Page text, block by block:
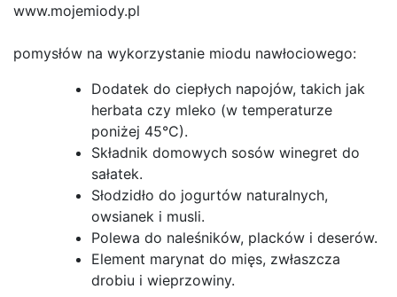
www.mojemiody.pl
pomysłów na wykorzystanie miodu nawłociowego:
Dodatek do ciepłych napojów, takich jak
herbata czy mleko (w temperaturze
poniżej 45°C).
Składnik domowych sosów winegret do
sałatek.
Słodzidło do jogurtów naturalnych,
owsianek i musli.
Polewa do naleśników, placków i deserów.
Element marynat do mięs, zwłaszcza
drobiu i wieprzowiny.